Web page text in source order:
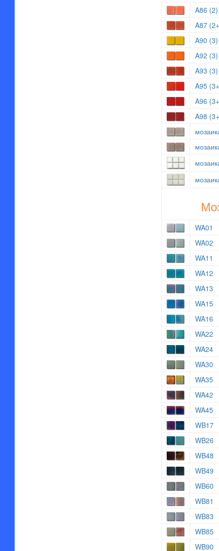
A86
A87
A90
A92
A93
A95
A96
A98
WA01
WA02
WA11
WA12
WA13
WA15
WA16
WA22
WA24
WA30
WA35
WA42
WA45
WB17
WB26
WB48
WB49
WB60
WB81
WB83
WB85
WB90